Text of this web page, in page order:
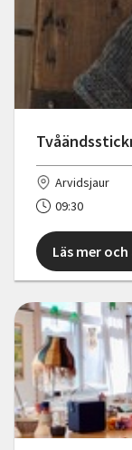
Arvidsjaur
09:30
Läs mer